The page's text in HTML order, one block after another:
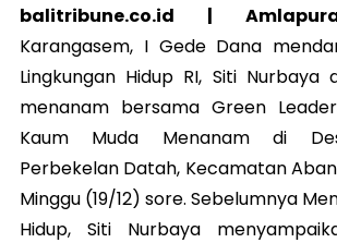
balitribune.co.id |
Karangasem, I Gede Dana
Lingkungan Hidup RI, Siti Nurbaya
menanam bersama Green
Kaum Muda Menanam di
Perbekelan Datah, Kecamatan
Minggu (19/12) sore. Sebelumnya
Hidup, Siti Nurbaya